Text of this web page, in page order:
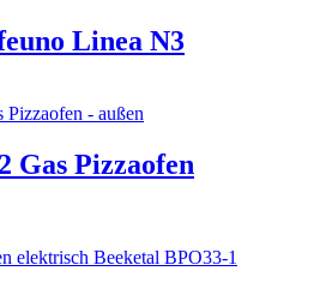
Linea N3
Gas Pizzaofen